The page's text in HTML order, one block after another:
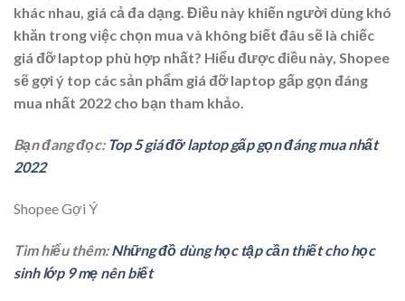
khác nhau, giá cả đa dạng. Điều này khiến người dùng khó
khăn trong việc chọn mua và không biết đâu sẽ là chiếc
giá đỡ laptop phù hợp nhất? Hiểu được điều này, Shopee
sẽ gợi ý top các sản phẩm giá đỡ laptop gấp gọn đáng
mua nhất 2022 cho bạn tham khảo.
Bạn đang đọc: Top 5 giá đỡ laptop gấp gọn đáng mua nhất
2022
Shopee Gợi Ý
Tìm hiểu thêm:Những đồ dùng học tập cần thiết cho học
sinh lớp 9 mẹ nên biết